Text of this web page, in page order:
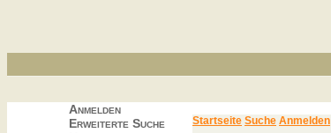
Anmelden
Erweiterte Suche
Startseite Suche Anmelden